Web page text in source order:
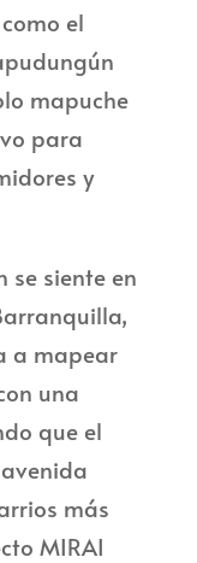
el
mapuche
para
y
se siente en
a mapear
una
que el
más
MIRAI